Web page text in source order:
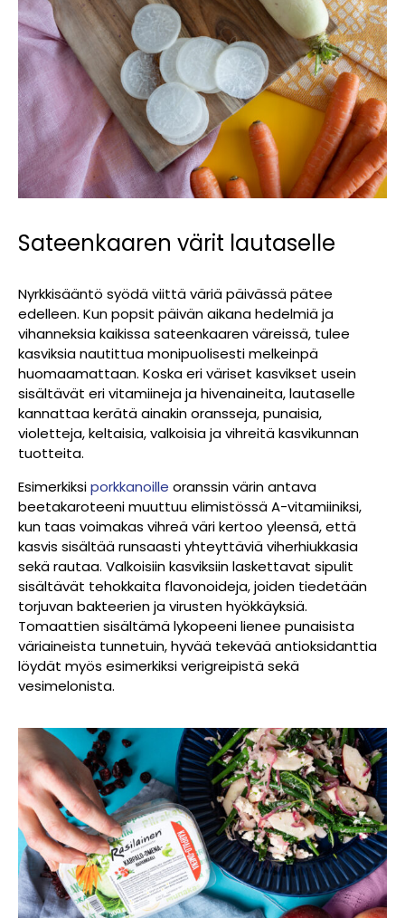
Sateenkaaren värit lautaselle
Nyrkkisääntö syödä viittä väriä päivässä pätee
edelleen. Kun popsit päivän aikana hedelmiä ja
vihanneksia kaikissa sateenkaaren väreissä, tulee
kasviksia nautittua monipuolisesti melkeinpä
huomaamattaan. Koska eri väriset kasvikset usein
sisältävät eri vitamiineja ja hivenaineita, lautaselle
kannattaa kerätä ainakin oransseja, punaisia,
violetteja, keltaisia, valkoisia ja vihreitä kasvikunnan
tuotteita.
Esimerkiksiporkkanoille oranssin värin antava
beetakaroteeni muuttuu elimistössä A-vitamiiniksi,
kun taas voimakas vihreä väri kertoo yleensä, että
kasvis sisältää runsaasti yhteyttäviä viherhiukkasia
sekä rautaa. Valkoisiin kasviksiin laskettavat sipulit
sisältävät tehokkaita flavonoideja, joiden tiedetään
torjuvan bakteerien ja virusten hyökkäyksiä.
Tomaattien sisältämä lykopeeni lienee punaisista
väriaineista tunnetuin, hyvää tekevää antioksidanttia
löydät myös esimerkiksi verigreipistä sekä
vesimelonista.